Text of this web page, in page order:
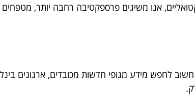
אנו משיגים פרספקטיבה רחבה יותר,
חשוב לחפש מידע מגופי חדשות מכובדים, ארגונים